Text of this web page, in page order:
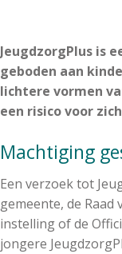
JeugdzorgPlus is
geboden aan
lichtere vormen
een risico voor
Machtiging
Een verzoek tot
gemeente, de
instelling of de
jongere